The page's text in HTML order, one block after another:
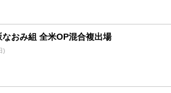
おみ組 全米OP混合複出場
)